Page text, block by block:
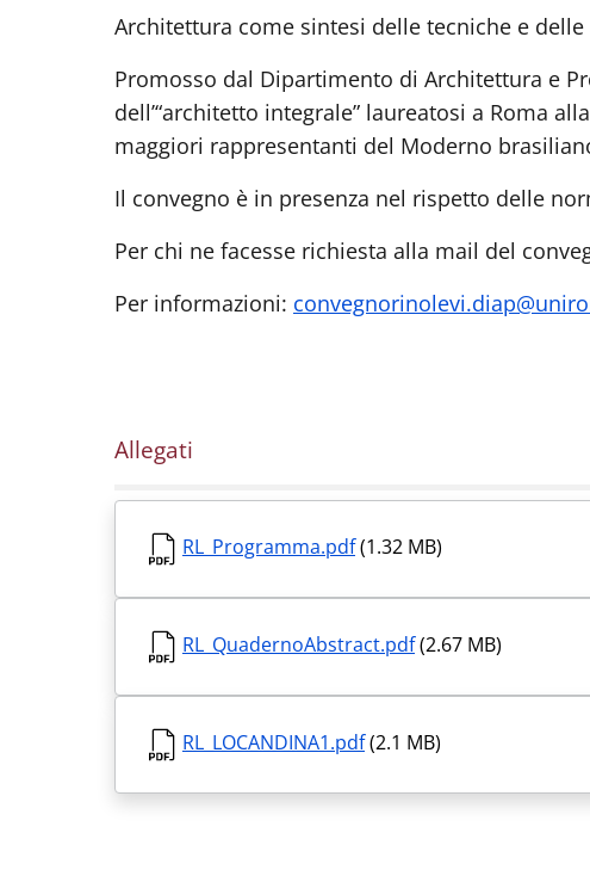
Architettura come sintesi delle tecniche e delle
Promosso dal Dipartimento di Architettura e
dell’“architetto integrale” laureatosi a Roma
maggiori rappresentanti del Moderno
Il convegno è in presenza nel rispetto delle
Per chi ne facesse richiesta alla mail del
Per informazioni:
Allegati
RL_Programma.pdf(1.32 MB)
RL_QuadernoAbstract.pdf(2.67 MB)
RL_LOCANDINA1.pdf(2.1 MB)